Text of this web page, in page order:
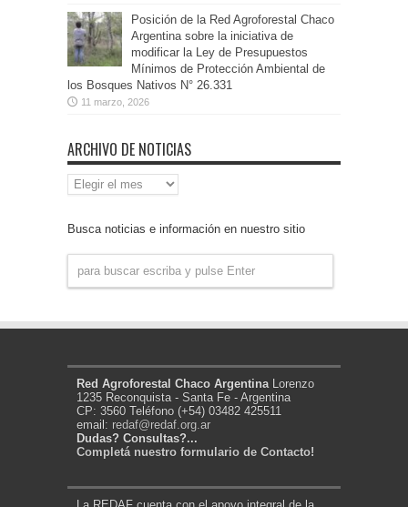
Posición de la Red Agroforestal Chaco
Argentina sobre la iniciativa de
modificar la Ley de Presupuestos
Mínimos de Protección Ambiental de
los Bosques Nativos N° 26.331
11 marzo, 2026
ARCHIVO DE NOTICIAS
Archivo
de
Busca noticias e información en nuestro sitio
Red Agroforestal Chaco Argentina Lorenzo
1235 Reconquista - Santa Fe - Argentina
CP: 3560 Teléfono (+54) 03482 425511
email: redaf@redaf.org.ar
Dudas? Consultas?...
Completá nuestro formulario de Contacto!